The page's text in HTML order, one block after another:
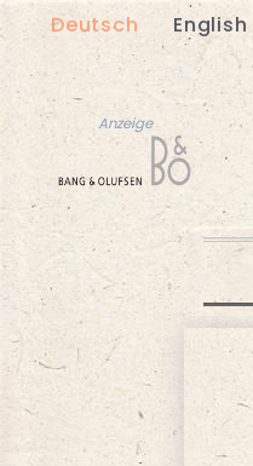
Deutsch English
Anzeige